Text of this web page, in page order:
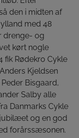
den i midten af
med 48
drenge- og
kørt nogle
fik Rødekro Cykle
Kjeldsen
Bisgaard,
Salby alle
Danmarks Cykle
og en god
forårssæsonen.